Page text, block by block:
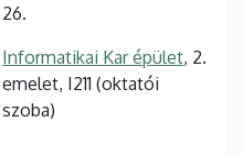
26.
Informatikai Kar épület, 2.
emelet, I211 (oktatói
szoba)